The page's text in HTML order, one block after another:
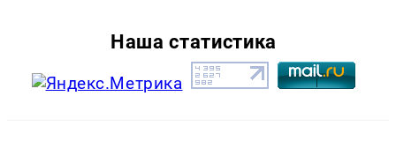
Наша статистика